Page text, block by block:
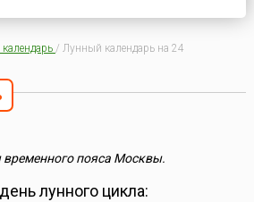
/ Лунный календарь на 24
пояса Москвы.
лунного цикла: